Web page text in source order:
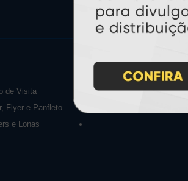
de Visita
Flyer e Panfleto
e Lonas
Calendários 2027